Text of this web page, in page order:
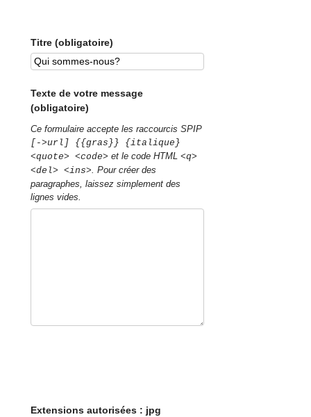
Titre (obligatoire)
Texte de votre message
(obligatoire)
Ce formulaire accepte les raccourcis SPIP
[->url] {{gras}} {italique}
<quote> <code> et le code HTML<q>
<del> <ins>. Pour créer des
paragraphes, laissez simplement des
lignes vides.
Extensions autorisées : jpg